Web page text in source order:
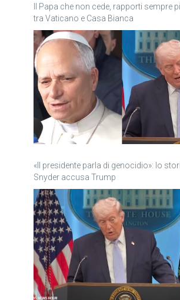
Il Papa che non cede, rapporti sempre
tra Vaticano e Casa Bianca
«Il presidente parla di genocidio»: lo
Snyder accusa Trump